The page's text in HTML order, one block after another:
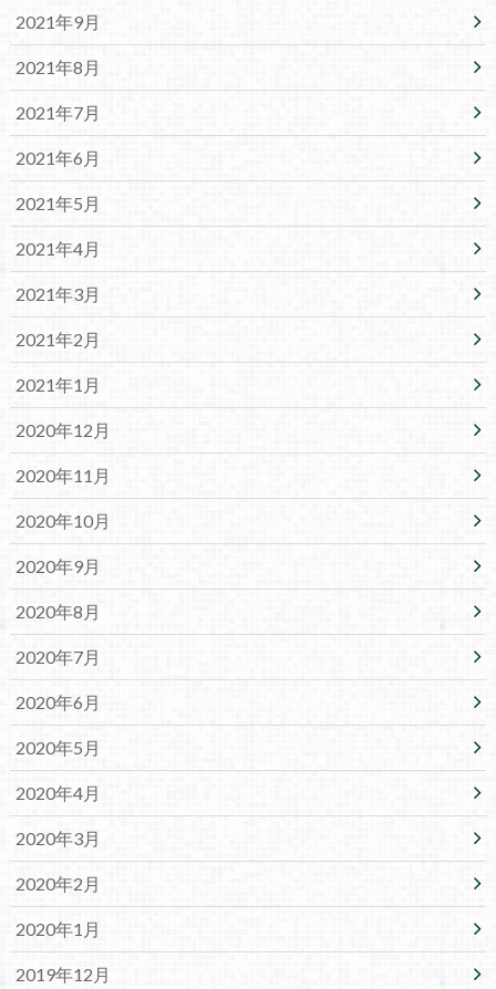
2021年9月
2021年8月
2021年7月
2021年6月
2021年5月
2021年4月
2021年3月
2021年2月
2021年1月
2020年12月
2020年11月
2020年10月
2020年9月
2020年8月
2020年7月
2020年6月
2020年5月
2020年4月
2020年3月
2020年2月
2020年1月
2019年12月